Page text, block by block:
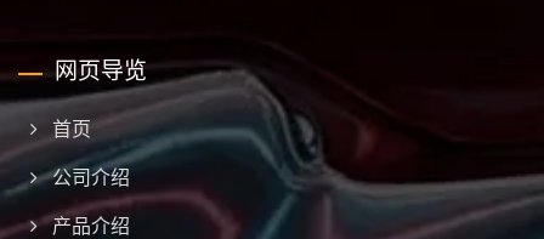
网页导览
首页
公司介绍
产品介绍